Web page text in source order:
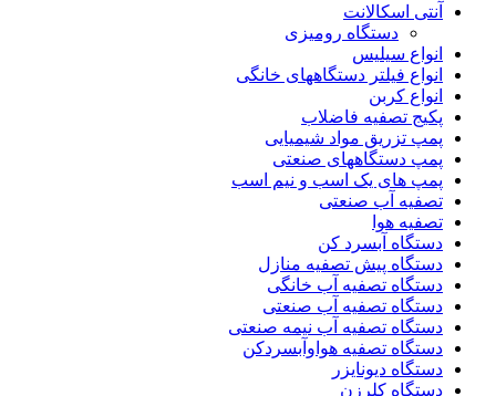
آنتی اسکالانت
دستگاه رومیزی
انواع سیلیس
انواع فیلتر دستگاههای خانگی
انواع کربن
پکیج تصفیه فاضلاب
پمپ تزریق مواد شیمیایی
پمپ دستگاههای صنعتی
پمپ های یک اسب و نیم اسب
تصفیه آب صنعتی
تصفیه هوا
دستگاه آبسرد کن
دستگاه پیش تصفیه منازل
دستگاه تصفیه آب خانگی
دستگاه تصفیه آب صنعتی
دستگاه تصفیه آب نیمه صنعتی
دستگاه تصفیه هواوآبسردکن
دستگاه دیونایزر
دستگاه کلرزن